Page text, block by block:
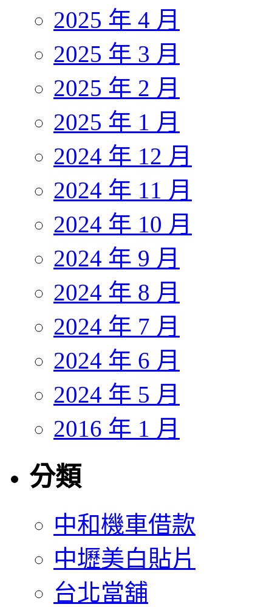
2025 年 4 月
2025 年 3 月
2025 年 2 月
2025 年 1 月
2024 年 12 月
2024 年 11 月
2024 年 10 月
2024 年 9 月
2024 年 8 月
2024 年 7 月
2024 年 6 月
2024 年 5 月
2016 年 1 月
分類
中和機車借款
中壢美白貼片
台北當舖